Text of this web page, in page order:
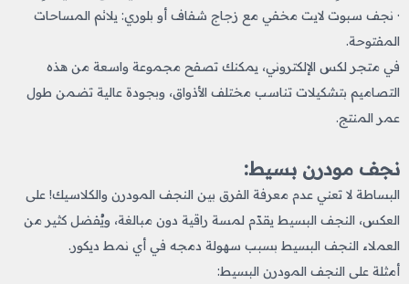
· نجف سبوت لايت مخفي مع زجاج شفاف أو بلوري: يلائم المساحات
المفتوحة.
في متجر لكس الإلكتروني، يمكنك تصفح مجموعة واسعة من هذه
التصاميم بتشكيلات تناسب مختلف الأذواق، وبجودة عالية تضمن طول
عمر المنتج.
نجف مودرن بسيط:
البساطة لا تعني عدم معرفة الفرق بين النجف المودرن والكلاسيك! على
العكس، النجف البسيط يقدّم لمسة راقية دون مبالغة، ويُفضل كثير من
العملاء النجف البسيط بسبب سهولة دمجه في أي نمط ديكور.
أمثلة على النجف المودرن البسيط: